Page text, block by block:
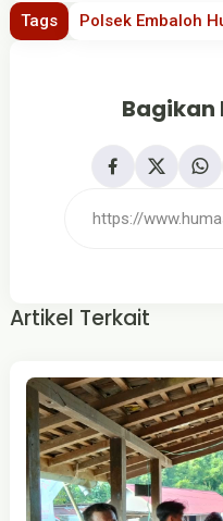
Tags Polsek Embaloh
Bagikan
Artikel Terkait